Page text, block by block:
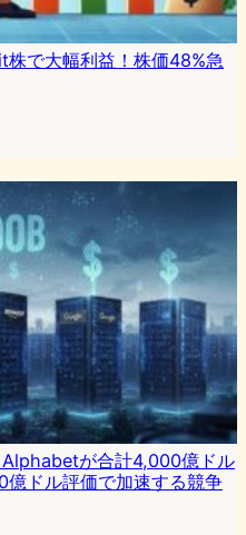
で大幅利益！株価48%急
が合計4,000億ドル
ドル評価で加速する競争